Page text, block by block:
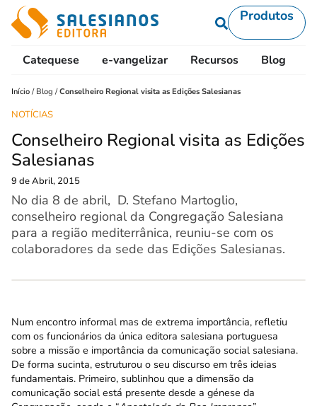
Produtos
Catequese e-vangelizar Recursos Blog
Início / Blog /Conselheiro Regional visita as Edições Salesianas
NOTÍCIAS
Conselheiro Regional visita as Edições
Salesianas
9 de Abril, 2015
No dia 8 de abril, D. Stefano Martoglio,
conselheiro regional da Congregação Salesiana
para a região mediterrânica, reuniu-se com os
colaboradores da sede das Edições Salesianas.
Num encontro informal mas de extrema importância, refletiu
com os funcionários da única editora salesiana portuguesa
sobre a missão e importância da comunicação social salesiana.
De forma sucinta, estruturou o seu discurso em três ideias
fundamentais. Primeiro, sublinhou que a dimensão da
comunicação social está presente desde a génese da